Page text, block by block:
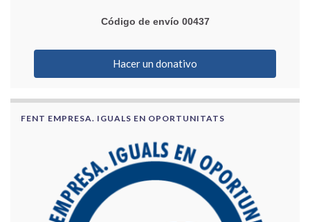
Código de envío 00437
Hacer un donativo
FENT EMPRESA. IGUALS EN OPORTUNITATS